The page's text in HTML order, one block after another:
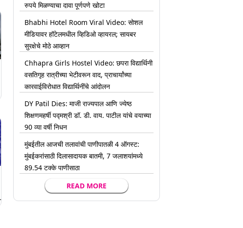
रुपये मिळण्याचा दावा पूर्णपणे खोटा
Bhabhi Hotel Room Viral Video: सोशल
मीडियावर हॉटेलमधील व्हिडिओ व्हायरल; सायबर
सुरक्षेचे मोठे आव्हान
Chhapra Girls Hostel Video: छपरा विद्यार्थिनी
वसतिगृह रात्रीच्या भेटीवरून वाद, प्राचार्यांच्या
कारवाईविरोधात विद्यार्थिनींचे आंदोलन
DY Patil Dies: माजी राज्यपाल आणि ज्येष्ठ
शिक्षणमहर्षी पद्मश्री डॉ. डी. वाय. पाटील यांचे वयाच्या
90 व्या वर्षी निधन
मुंबईतील आजची तलावांची पाणीपातळी 4 ऑगस्ट:
मुंबईकरांसाठी दिलासादायक बातमी, 7 जलाशयांमध्ये
89.54 टक्के पाणीसाठा
READ MORE